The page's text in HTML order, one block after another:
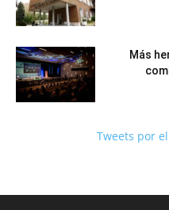
Más
Tweets por